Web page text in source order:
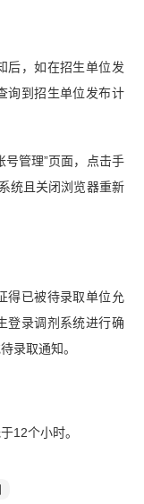
后，如在招生单位发
询到招生单位发布计
号管理”页面，点击手
统且关闭浏览器重新
得已被待录取单位允
登录调剂系统进行确
录取通知。
12个小时。